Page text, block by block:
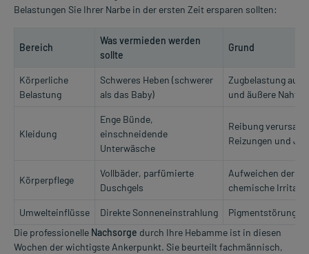
Belastungen Sie Ihrer Narbe in der ersten Zeit ersparen sollten:
Bereich
Was vermieden werden
sollte
Grund
Körperliche
Belastung
Schweres Heben (schwerer
als das Baby)
Zugbelastung auf
und äußere Naht
Kleidung
Enge Bünde,
einschneidende
Unterwäsche
Reibung
Reizungen und
Körperpflege
Vollbäder, parfümierte
Duschgels
Aufweichen der
chemische
Umwelteinflüsse Direkte Sonneneinstrahlung
Pigmentstörungen
Die professionelle Nachsorge durch Ihre Hebamme ist in diesen
Wochen der wichtigste Ankerpunkt. Sie beurteilt fachmännisch,